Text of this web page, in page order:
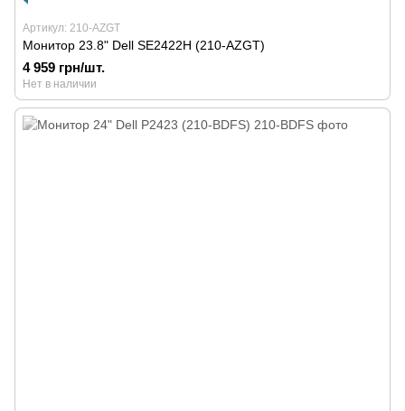
Артикул: 210-AZGT
Монитор 23.8" Dell SE2422H (210-AZGT)
4 959 грн/шт.
Нет в наличии